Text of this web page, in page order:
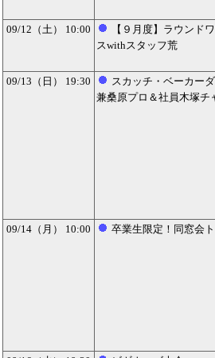
09/12（土） 10:00
【９月度】ラウンド
スwithスタッフ荒
09/13（日） 19:30
スカッチ・ベーカー
兼桑原プロ＆社員木塚チ
09/14（月） 10:00 卒業生限定！同窓会